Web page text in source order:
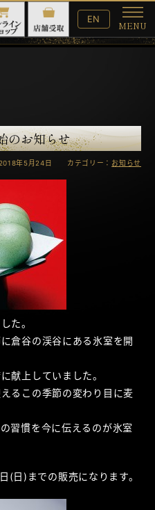
English
Website
EN
MENU
メ
ニ
のお知らせ
年5月24日 カテゴリー： お知らせ
た。
倉谷の渓谷にある氷室を開
献上していました。
るこの季節の変わり目に麦
習慣を今に伝えるのが氷室
日)までの販売になります。